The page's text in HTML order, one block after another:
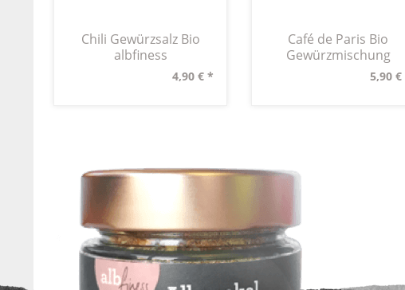
Chili Gewürzsalz Bio
albfiness
4,90 € *
Café de Paris Bio
Gewürzmischung
5,90